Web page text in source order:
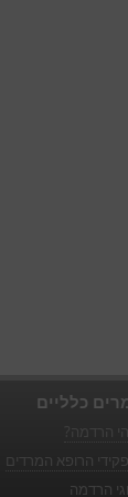
כלליים
הרופא המרדים
הרדמה